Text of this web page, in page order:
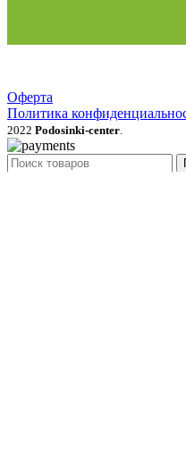
Оферта
Политика
2022 Podosinki-center.